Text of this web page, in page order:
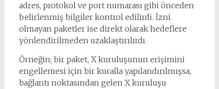
adres, protokol ve port numarası gibi önceden
belirlenmiş bilgiler kontrol edilirdi. İzni
olmayan paketler ise direkt olarak hedeflere
yönlendirilmeden uzaklaştırılırdı.
Örneğin; bir paket, X kuruluşunun erişimini
engellemesi için bir kuralla yapılandırılmışsa,
bağlantı noktasından gelen X kuruluşu